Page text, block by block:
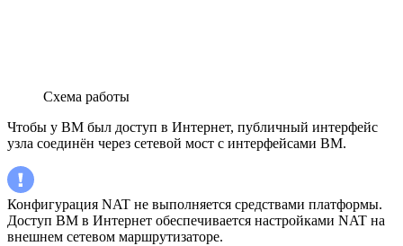
Схема работы
Чтобы у ВМ был доступ в Интернет, публичный интерфейс
узла соединён через сетевой мост с интерфейсами ВМ.
Конфигурация NAT не выполняется средствами платформы.
Доступ ВМ в Интернет обеспечивается настройками NAT на
внешнем сетевом маршрутизаторе.